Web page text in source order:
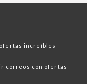
increíbles
correos con ofertas